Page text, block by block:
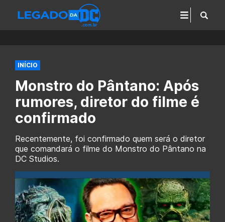
INÍCIO
Monstro do Pântano: Após
rumores, diretor do filme é
confirmado
Recentemente, foi confirmado quem será o diretor
que comandará o filme do Monstro do Pântano na
DC Studios.